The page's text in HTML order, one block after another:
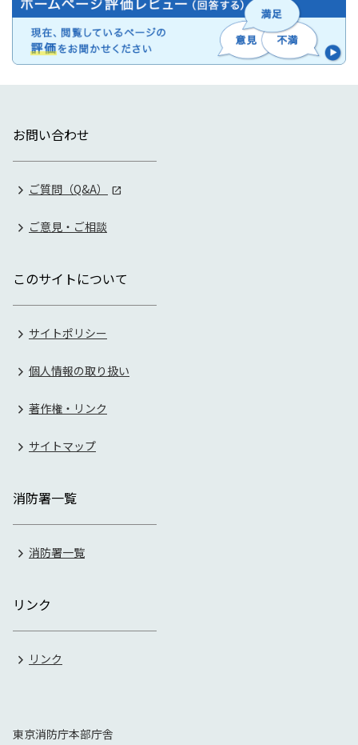
お問い合わせ
ご質問（Q&A）
ご意見・ご相談
このサイトについて
サイトポリシー
個人情報の取り扱い
著作権・リンク
サイトマップ
消防署一覧
消防署一覧
リンク
リンク
東京消防庁本部庁舎